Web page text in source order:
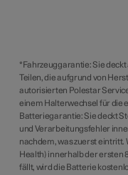
*Fahrzeuggarantie: Sie
Teilen, die aufgrund von
autorisierten Polestar
einem Halterwechsel für die
Batteriegarantie: Sie deckt
und Verarbeitungsfehler
nachdem, was zuerst eintritt.
Health) innerhalb der ersten
fällt, wird die Batterie